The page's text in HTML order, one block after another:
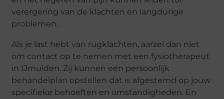
verergering van de klachten en langdurige
problemen.
Als je last hebt van rugklachten, aarzel dan niet
om contact op te nemen met een fysiotherapeut
in IJmuiden. Zij kunnen een persoonlijk
behandelplan opstellen dat is afgestemd op jouw
specifieke behoeften en omstandigheden. En